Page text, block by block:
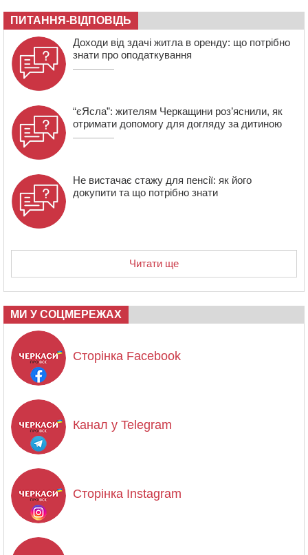
06 СЕРПНЯ 2026, ЧЕТВЕР
21:13 Вісім медалей, з яких чотири золоті: черкаські
спортсмени тріумфували на чемпіонаті України
ПИТАННЯ-ВІДПОВІДЬ
Доходи від здачі житла в оренду: що потрібно
знати про оподаткування
“єЯсла”: жителям Черкащини роз’яснили, як
отримати допомогу для догляду за дитиною
Не вистачає стажу для пенсії: як його
докупити та що потрібно знати
Читати ще
МИ У СОЦМЕРЕЖАХ
Сторінка Facebook
Канал у Telegram
Сторінка Instagram